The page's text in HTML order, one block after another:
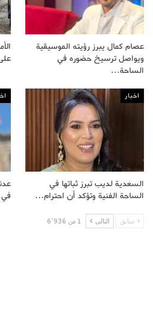
عصام كمال يبرز رؤيته الموسيقية
ويواصل ترسيخ حضوره في
الساحة…
اخبار
السعدية لديب تبرز ثباتها في
الساحة الفنية وتؤكد أن احترام…
في
سابق التالى 1 من 6٬936